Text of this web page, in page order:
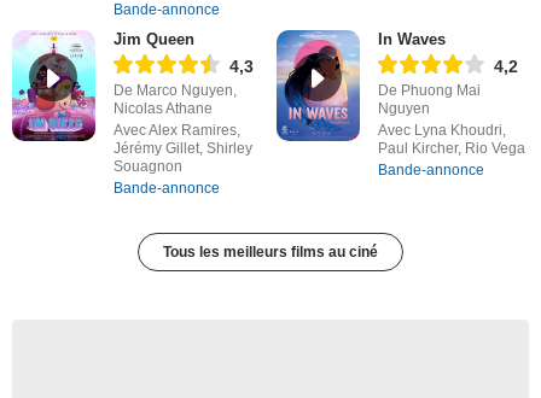
Bande-annonce
Jim Queen
4,3
De Marco Nguyen,
Nicolas Athane
Avec Alex Ramires,
Jérémy Gillet, Shirley
Souagnon
Bande-annonce
In Waves
4,2
De Phuong Mai
Nguyen
Avec Lyna Khoudri,
Paul Kircher, Rio Vega
Bande-annonce
Tous les meilleurs films au ciné